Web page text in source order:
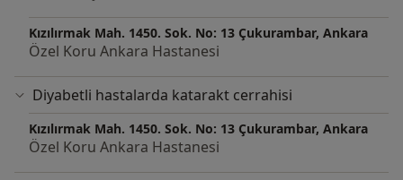
Kızılırmak Mah. 1450. Sok. No: 13 Çukurambar, Ankara
Özel Koru Ankara Hastanesi
Diyabetli hastalarda katarakt cerrahisi
Kızılırmak Mah. 1450. Sok. No: 13 Çukurambar, Ankara
Özel Koru Ankara Hastanesi